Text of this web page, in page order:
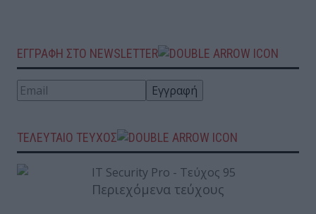
ΕΓΓΡΑΦΗ ΣΤΟ NEWSLETTER
ΤΕΛΕΥΤΑΙΟ ΤΕΥΧΟΣ
Περιεχόμενα τεύχους